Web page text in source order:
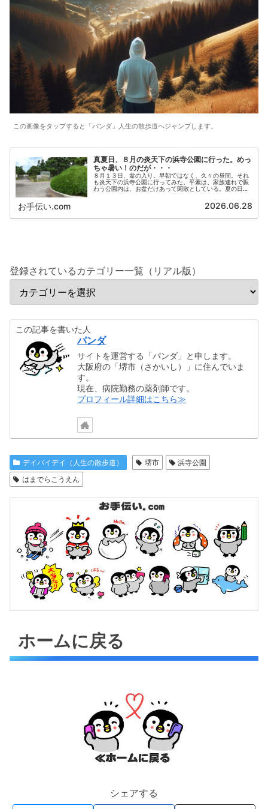
この画像をタップすると「パンダ」人生の散歩道へジャンプします。
真夏日、８月の炎天下の浜寺公園に行った。めっ
ちゃ暑い！のだが・・・
８月１３日、盆の入り。早朝ではなく、久々の昼間。それ
も炎天下の浜寺公園に行ってみた。平素は、家族連れで賑
わう公園内は、お盆だけあって閑散としている。夏の日差
超えていると感じた。めっちゃ暑い！のだが・・・松林の
下はホッとする涼しさ。ベンチに腰掛ける。
お手伝い.com 2026.06.28
登録されているカテゴリー一覧（リアル版）
この記事を書いた人
パンダ
サイトを運営する「パンダ」と申します。
大阪府の「堺市（さかいし）」に住んでいま
す。
現在、病院勤務の薬剤師です。
プロフィール詳細はこちら≫
デイバイデイ（人生の散歩道） 堺市
浜寺公園
はまでらこうえん
ホームに戻る
シェアする